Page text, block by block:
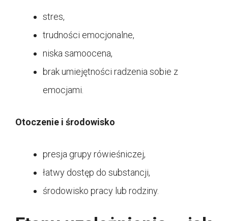
stres,
trudności emocjonalne,
niska samoocena,
brak umiejętności radzenia sobie z
emocjami.
Otoczenie i środowisko
presja grupy rówieśniczej,
łatwy dostęp do substancji,
środowisko pracy lub rodziny.